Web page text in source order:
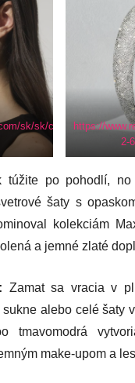
sk/sk/celenka-https://
2-
túžite po pohodlí, no
šaty s
kolekciám
a jemné zlaté
Zamat sa vracia v
alebo celé šaty
tmavomodrá
make-upom a